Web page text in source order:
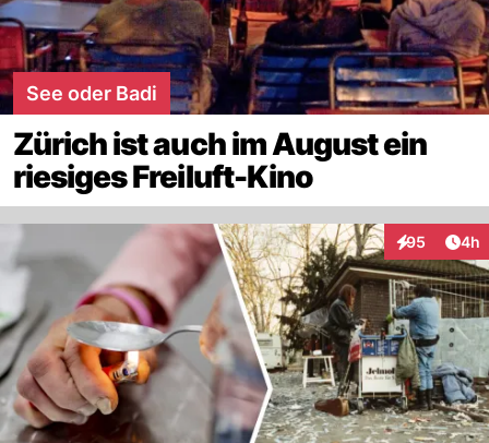
See oder Badi
Zürich ist auch im August ein
riesiges Freiluft-Kino
95
Interaktionen
4h